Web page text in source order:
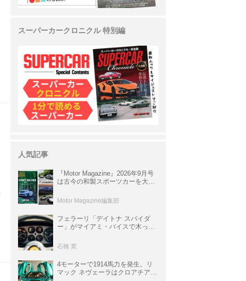
スーパーカークロニクル 特別編
人気記事
『Motor Magazine』2026年9月号
は古今の和製スポーツカーを大特
情報も満載
Motor Magazine編集部
フェラーリ「デイトナ スパイダ
ー」がマイアミ・バイスで木っ端
サ」に化けた理由
石橋 寛
4モーターで1914馬力を発生。リ
マック ネヴェーラはクロアチア発